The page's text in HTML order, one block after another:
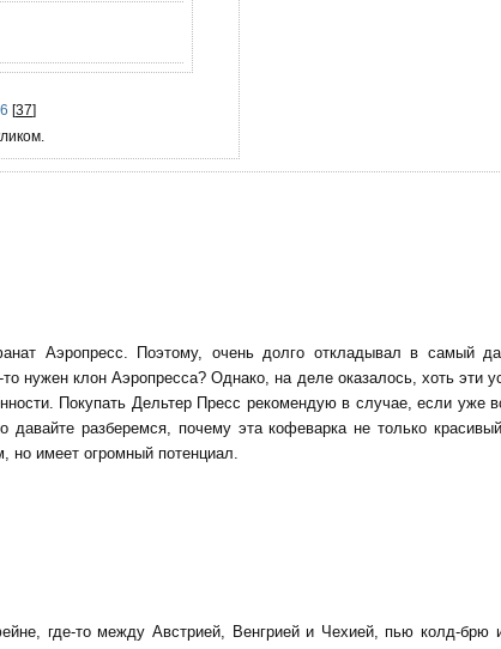
[37]
Аэропресс. Поэтому, очень долго откладывал в самый
нужен клон Аэропресса? Однако, на деле оказалось, хоть эти
Покупать Дельтер Пресс рекомендую в случае, если
давайте разберемся, почему эта кофеварка не только
но имеет огромный потенциал.
где-то между Австрией, Венгрией и Чехией, пью колд-брю